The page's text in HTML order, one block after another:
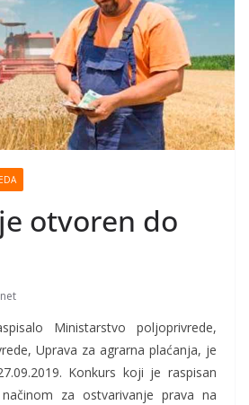
otvoren do
Ministarstvo poljoprivrede,
Uprava za agrarna plaćanja, je
Konkurs koji je raspisan
za ostvarivanje prava na